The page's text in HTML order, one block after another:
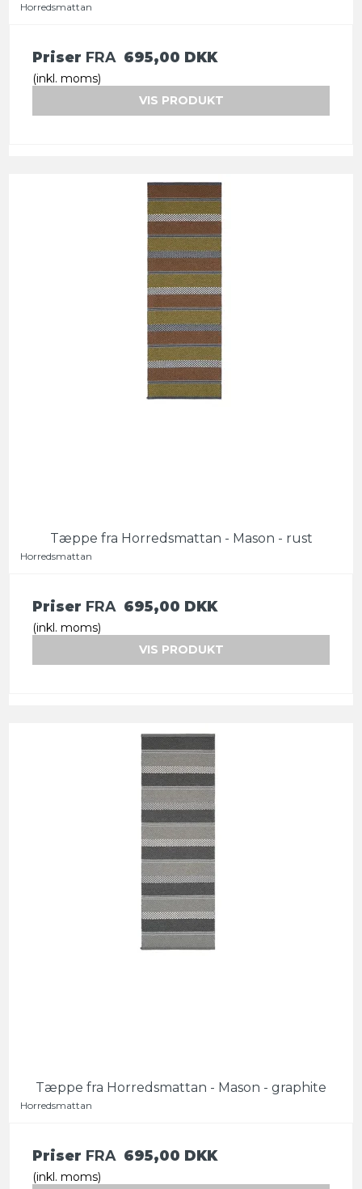
Horredsmattan
Priser FRA 695,00 DKK
(inkl. moms)
VIS PRODUKT
Tæppe fra Horredsmattan - Mason - rust
Horredsmattan
Priser FRA 695,00 DKK
(inkl. moms)
VIS PRODUKT
Tæppe fra Horredsmattan - Mason - graphite
Horredsmattan
Priser FRA 695,00 DKK
(inkl. moms)